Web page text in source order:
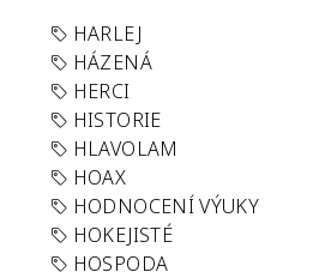
HARLEJ
HÁZENÁ
HERCI
HISTORIE
HLAVOLAM
HOAX
HODNOCENÍ VÝUKY
HOKEJISTÉ
HOSPODA